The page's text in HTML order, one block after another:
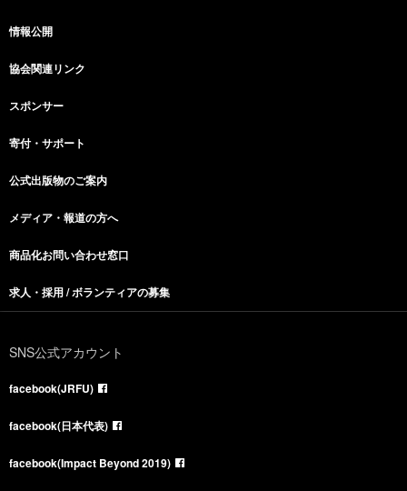
情報公開
協会関連リンク
スポンサー
寄付・サポート
公式出版物のご案内
メディア・報道の方へ
商品化お問い合わせ窓口
求人・採用 / ボランティアの募集
SNS公式アカウント
facebook(JRFU)
facebook(日本代表)
facebook(Impact Beyond 2019)